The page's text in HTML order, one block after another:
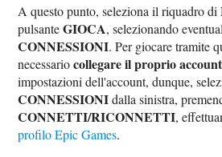
A questo punto, seleziona il riquadro di
pulsanteGIOCA, selezionando
CONNESSIONI. Per giocare tramite
necessariocollegare il proprio
impostazioni dell'account, dunque,
CONNESSIONIdalla sinistra,
CONNETTI/RICONNETTI,
profilo Epic Games.